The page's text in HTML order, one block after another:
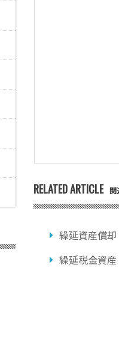
RELATED ARTICLE 関
繰延資産償却
繰延税金資産